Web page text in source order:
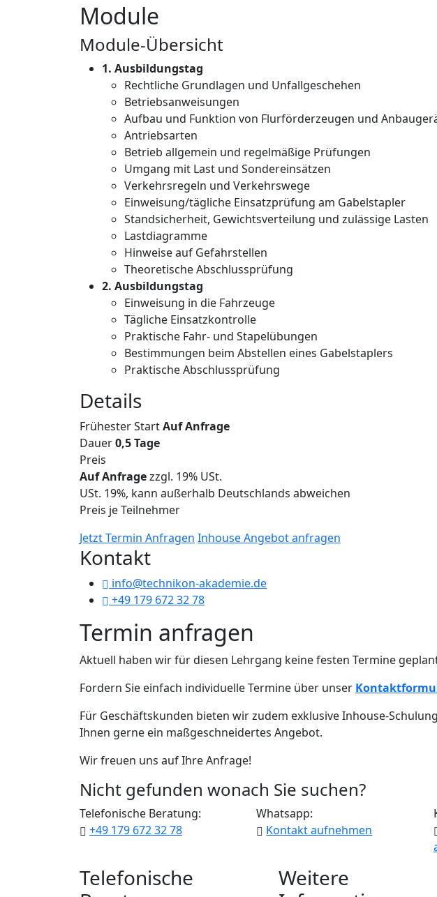
Module
Module-Übersicht
1. Ausbildungstag
Rechtliche Grundlagen und Unfallgeschehen
Betriebsanweisungen
Aufbau und Funktion von Flurförderzeugen und
Antriebsarten
Betrieb allgemein und regelmäßige Prüfungen
Umgang mit Last und Sondereinsätzen
Verkehrsregeln und Verkehrswege
Einweisung/tägliche Einsatzprüfung am Gabelstapler
Standsicherheit, Gewichtsverteilung und zulässige Lasten
Lastdiagramme
Hinweise auf Gefahrstellen
Theoretische Abschlussprüfung
2. Ausbildungstag
Einweisung in die Fahrzeuge
Tägliche Einsatzkontrolle
Praktische Fahr- und Stapelübungen
Bestimmungen beim Abstellen eines Gabelstaplers
Praktische Abschlussprüfung
Details
Frühester StartAuf Anfrage
Dauer0,5 Tage
Preis
Auf Anfragezzgl. 19% USt.
USt. 19%, kann außerhalb Deutschlands abweichen
Preis je Teilnehmer
Jetzt Termin Anfragen Inhouse Angebot anfragen
Kontakt
info@technikon-akademie.de
+49 179 672 32 78
Termin anfragen
Aktuell haben wir für diesen Lehrgang keine festen Termine
Fordern Sie einfach individuelle Termine über unser
Für Geschäftskunden bieten wir zudem exklusive Inhouse-
Ihnen gerne ein maßgeschneidertes Angebot.
Wir freuen uns auf Ihre Anfrage!
Nicht gefunden wonach Sie suchen?
Telefonische Beratung:
+49 179 672 32 78
Whatsapp:
Kontakt aufnehmen
Telefonische
Weitere